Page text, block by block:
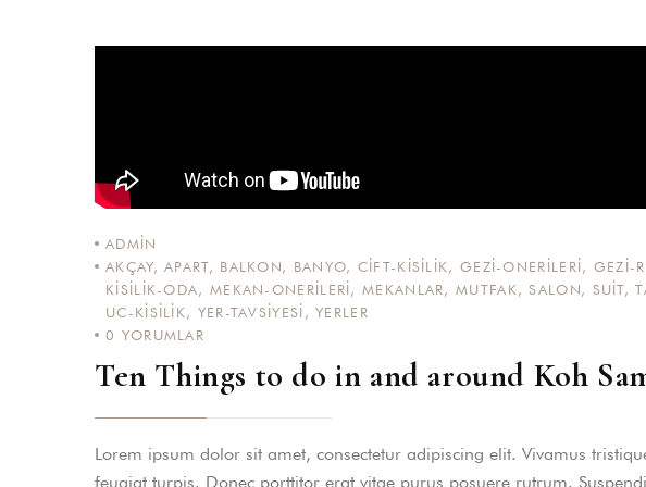
ADMIN
AKÇAY,APART, BALKON, BANYO, CIFT-KISILIK , GEZI-ONERILERI, GEZI-
KISILIK-ODA, MEKAN-ONERILERI,MEKANLAR,MUTFAK ,SALON, SUIT,
UC-KISILIK , YER-TAVSIYESI ,YERLER
0 YORUMLAR
Ten Things to do in and around Koh
Lorem ipsum dolor sit amet, consectetur adipiscing elit. Vivamus
feugiat turpis. Donec porttitor erat vitae purus posuere rutrum.